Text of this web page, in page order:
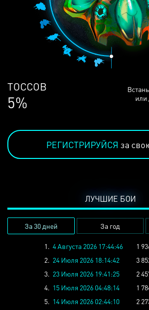
ЛЮДЕЙ
68%
или
РЕГИСТРИРУЙСЯ за
ЛУЧШИЕ БОИ
За 30 дней За год
1. 4 Августа 2026 17:44:46
1
2. 24 Июля 2026 18:14:42
3
3. 23 Июля 2026 19:41:25
2
4. 15 Июля 2026 04:48:14
1
5. 14 Июля 2026 02:44:10
2